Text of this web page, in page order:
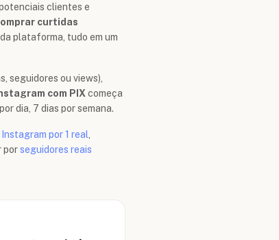
clientes e
curtidas
plataforma, tudo em um
seguidores ou views),
com PIX começa
dia, 7 dias por semana.
por 1 real
porseguidores reais